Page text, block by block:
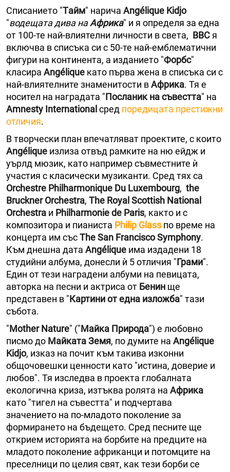
Списанието "Tайм" нарича Angélique Kidjo
"водещата дива наАфрика" и я определя за една
от 100-те най-влиятелни личности в света, BBCя
включва в списъка си с 50-те най-емблематични
фигури на континента, а изданието "Форбс"
класира Angélique като първа жена в списъка си с
най-влиятелните знаменитости вАфрика. Тя е
носител на наградата "Посланик на съвестта" на
Amnesty International сред поредицата престижни
отличия.
В творчески план впечатляват проектите, с които
Angélique излиза отвъд рамките на ню ейдж и
уърлд мюзик, като например съвместните ѝ
участия с класически музиканти. Сред тях са
Orchestre Philharmonique Du Luxembourg, the
Bruckner Orchestra, The Royal Scottish National
Orchestra и Philharmonie de Paris, както и с
композитора и пианиста Philip Glassпо време на
концерта им съсТhe San Francisco Symphony.
Към днешна дата Angélique има издадени 18
студийни албума, донесли ѝ 5 отличия "Грами".
Един от тези наградени албуми на певицата,
авторка на песни и актриса от Бенин ще
представен в "Картини от една изложба" тази
събота.
"Mother Nature" ("Майка Природа") е любовно
писмо до Майката Земя, по думите на Angélique
Kidjo, изказ на почит към такива изконни
общочовешки ценности като "истина, доверие и
любов". Тя изследва в проекта глобалната
екологична криза, изтъква ролята на Африка
като "тигел на съвестта" и подчертава
значението на по-младото поколение за
формирането на бъдещето. Сред песните ще
открием историята на борбите на предците на
младото поколение африканци и потомците на
преселници по целия свят, как тези борби се